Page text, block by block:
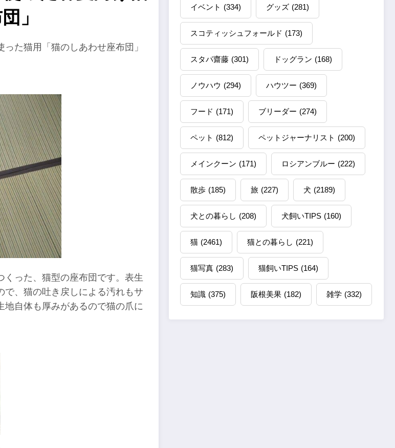
」
た猫用「猫のしあわせ座布団」
くった、猫型の座布団です。表生
、猫の吐き戻しによる汚れもサ
自体も厚みがあるので猫の爪に
イベント (334) グッズ (281)
スコティッシュフォールド (173)
スタパ齋藤 (301) ドッグラン (168)
ノウハウ (294) ハウツー (369)
フード (171) ブリーダー (274)
ペット (812) ペットジャーナリスト (200)
メインクーン (171) ロシアンブルー (222)
散歩 (185) 旅 (227) 犬 (2189)
犬との暮らし (208) 犬飼いTIPS (160)
猫 (2461) 猫との暮らし (221)
猫写真 (283) 猫飼いTIPS (164)
知識 (375) 阪根美果 (182) 雑学 (332)